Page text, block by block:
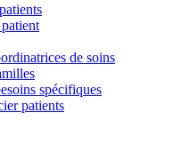
de soins
spécifiques
patients